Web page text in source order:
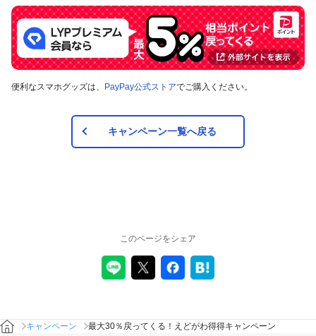
便利なスマホグッズは、 PayPay公式ストアでご購入ください。
キャンペーン一覧へ戻る
このページをシェア
キャンペーン 最大30％戻ってくる！えどがわ得得キャンペーン